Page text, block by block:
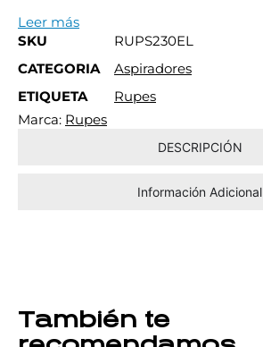
Leer más
SKU
RUPS230EL
CATEGORIA
Aspiradores
ETIQUETA
Rupes
Marca: Rupes
DESCRIPCIÓN
Información Adicional
También te